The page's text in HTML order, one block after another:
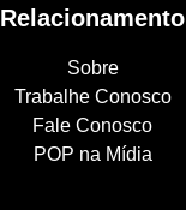
Relacionamento
Sobre
Trabalhe Conosco
Fale Conosco
POP na Mídia